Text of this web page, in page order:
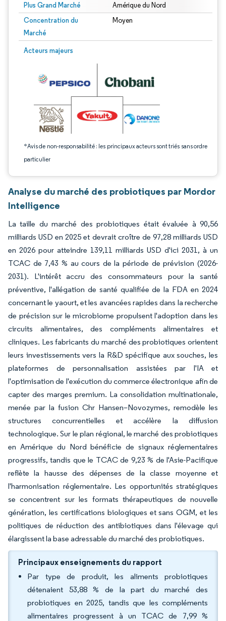
Plus Grand Marché Amérique du Nord
Concentration du
Marché
Moyen
Acteurs majeurs
*Avis de non-responsabilité : les principaux acteurs sont triés sans ordre
particulier
Image © Mordor Intelligence. La réutilisation nécessite une attribution sous CC
Analyse du marché des probiotiques par Mordor
Intelligence
La taille du marché des probiotiques était évaluée à 90,56
milliards USD en 2025 et devrait croître de 97,28 milliards USD
en 2026 pour atteindre 139,11 milliards USD d'ici 2031, à un
TCAC de 7,43 % au cours de la période de prévision (2026-
2031). L'intérêt accru des consommateurs pour la santé
préventive, l'allégation de santé qualifiée de la FDA en 2024
concernant le yaourt, et les avancées rapides dans la recherche
de précision sur le microbiome propulsent l'adoption dans les
circuits alimentaires, des compléments alimentaires et
cliniques. Les fabricants du marché des probiotiques orientent
leurs investissements vers la R&D spécifique aux souches, les
plateformes de personnalisation assistées par l'IA et
l'optimisation de l'exécution du commerce électronique afin de
capter des marges premium. La consolidation multinationale,
menée par la fusion Chr Hansen–Novozymes, remodèle les
structures concurrentielles et accélère la diffusion
technologique. Sur le plan régional, le marché des probiotiques
en Amérique du Nord bénéficie de signaux réglementaires
progressifs, tandis que le TCAC de 9,23 % de l'Asie-Pacifique
reflète la hausse des dépenses de la classe moyenne et
l'harmonisation réglementaire. Les opportunités stratégiques
se concentrent sur les formats thérapeutiques de nouvelle
génération, les certifications biologiques et sans OGM, et les
politiques de réduction des antibiotiques dans l'élevage qui
élargissent la base adressable du marché des probiotiques.
Principaux enseignements du rapport
Par type de produit, les aliments probiotiques
détenaient 53,88 % de la part du marché des
probiotiques en 2025, tandis que les compléments
alimentaires progressent à un TCAC de 7,99 %